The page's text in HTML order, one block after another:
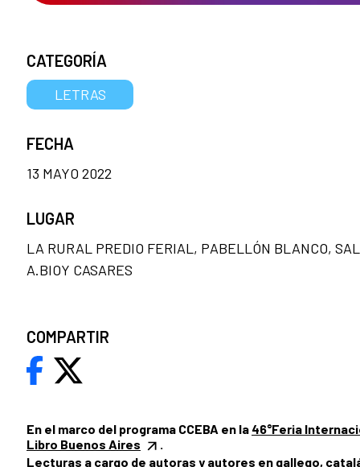
En el marco del programa CCEBA en la 46°Feria
Libro Buenos Aires
.
Lecturas a cargo de autoras y autores en gallego,
CATEGORÍA
LETRAS
FECHA
13 MAYO 2022
LUGAR
LA RURAL PREDIO FERIAL, PABELLÓN BLANCO,
A.BIOY CASARES
COMPARTIR